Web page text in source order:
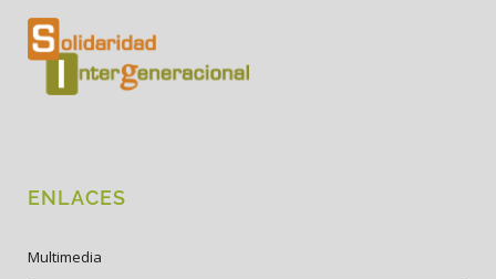
ENLACES
Multimedia